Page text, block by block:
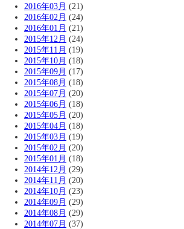
2016年03月 (21)
2016年02月 (24)
2016年01月 (21)
2015年12月 (24)
2015年11月 (19)
2015年10月 (18)
2015年09月 (17)
2015年08月 (18)
2015年07月 (20)
2015年06月 (18)
2015年05月 (20)
2015年04月 (18)
2015年03月 (19)
2015年02月 (20)
2015年01月 (18)
2014年12月 (29)
2014年11月 (20)
2014年10月 (23)
2014年09月 (29)
2014年08月 (29)
2014年07月 (37)